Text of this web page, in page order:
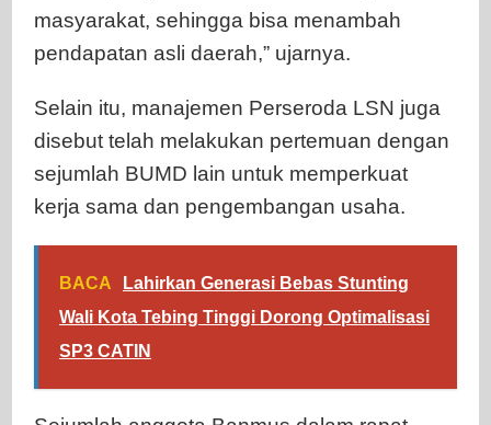
masyarakat, sehingga bisa menambah
pendapatan asli daerah,” ujarnya.
Selain itu, manajemen Perseroda LSN juga
disebut telah melakukan pertemuan dengan
sejumlah BUMD lain untuk memperkuat
kerja sama dan pengembangan usaha.
BACA
Lahirkan Generasi Bebas Stunting
Wali Kota Tebing Tinggi Dorong Optimalisasi
SP3 CATIN